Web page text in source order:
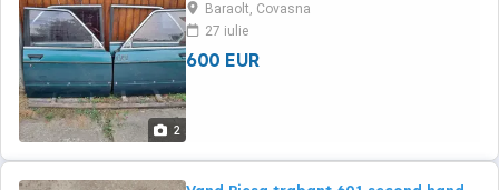
2
Baraolt, Covasna
27 iulie
600 EUR